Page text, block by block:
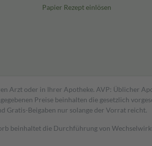
Papier Rezept einlösen
Arzt oder in Ihrer Apotheke. AVP: Üblicher
Preise beinhalten die gesetzlich
Gratis-Beigaben nur solange der Vorrat reicht.
beinhaltet die Durchführung von